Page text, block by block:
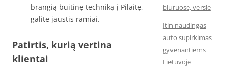
brangią buitinę techniką į Pilaitę,
galite jaustis ramiai.
Patirtis, kurią vertina
klientai
biuruose, versle
Itin naudingas
auto supirkimas
gyvenantiems
Lietuvoje